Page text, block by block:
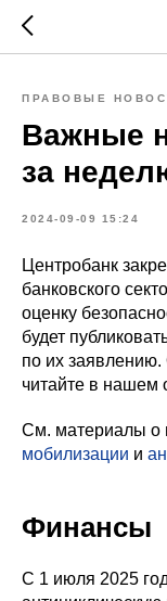
ПРАВОВЫЕ
Важные
за
2024-09-09 15:24
Центробанк
банковского
оценку
будет
по их заявлению.
читайте в нашем
См. материалы о
мобилизации и
Финансы
С 1 июля 2025